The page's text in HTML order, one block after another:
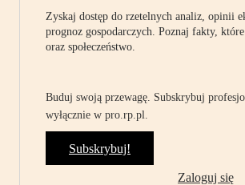
Zyskaj dostęp do rzetelnych analiz, opinii
prognoz gospodarczych. Poznaj fakty,
oraz społeczeństwo.
Buduj swoją przewagę. Subskrybuj
wyłącznie w pro.rp.pl.
Subskrybuj!
Zaloguj się